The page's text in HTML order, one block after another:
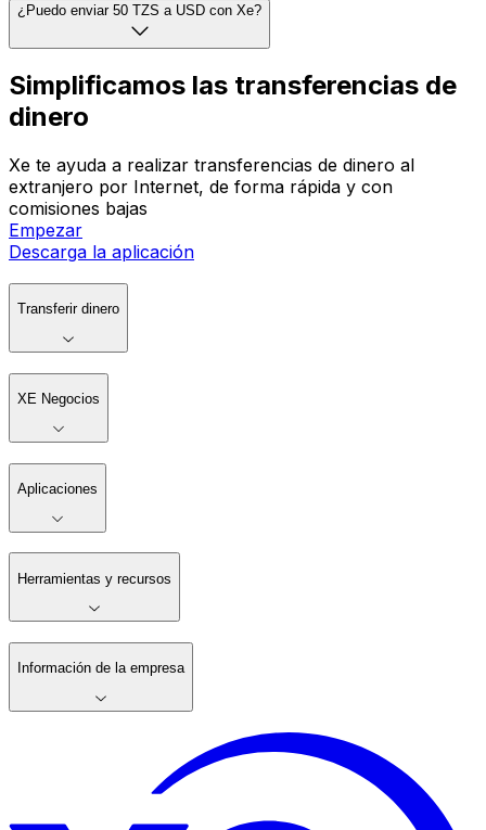
¿Puedo enviar 50 TZS a USD con Xe?
Simplificamos las transferencias de
dinero
Xe te ayuda a realizar transferencias de dinero al
extranjero por Internet, de forma rápida y con
comisiones bajas
Empezar
Descarga la aplicación
Transferir dinero
XE Negocios
Aplicaciones
Herramientas y recursos
Información de la empresa